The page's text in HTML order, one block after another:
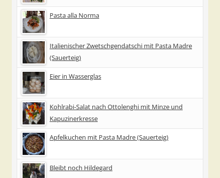
Pasta alla Norma
Italienischer Zwetschgendatschi mit Pasta Madre
(Sauerteig)
Eier in Wasserglas
Kohlrabi-Salat nach Ottolenghi mit Minze und
Kapuzinerkresse
Apfelkuchen mit Pasta Madre (Sauerteig)
Bleibt noch Hildegard